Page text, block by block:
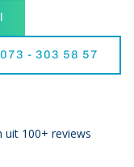
- 303 58 57
uit 100+ reviews